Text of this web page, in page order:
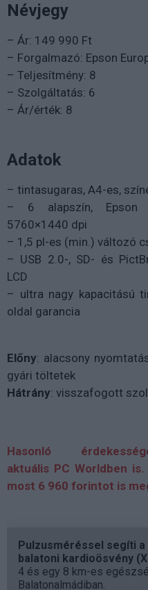
Névjegy
– Ár: 149 990 Ft
– Forgalmazó: Epson
– Teljesítmény: 8
– Szolgáltatás: 6
– Ár/érték: 8
Adatok
– tintasugaras, A4-es,
– 6 alapszín, Epson
5760×1440 dpi
– 1,5 pl-es (min.) változó
– USB 2.0-, SD- és
LCD
– ultra nagy kapacitású
oldal garancia
Előny: alacsony
gyári töltetek
Hátrány: visszafogott
Hasonló
aktuális PC Worldben is.
most 6 960 forintot is
Pulzusméréssel segíti
balatoni kardioösvény
4 és egy 8 km-es
Balatonalmádiban.